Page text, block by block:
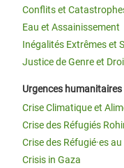
Conflits et
Eau et Assainissement
Inégalités Extrêmes et
Justice de Genre et
Urgences humanitaires
Crise Climatique et
Crise des Réfugiés
Crise des Réfugié·es
Crisis in Gaza